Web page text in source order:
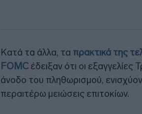
Κατά τα άλλα, τα πρακτικά της
FOMC έδειξαν ότι οι
άνοδο του πληθωρισμού,
περαιτέρω μειώσεις επιτοκίων.